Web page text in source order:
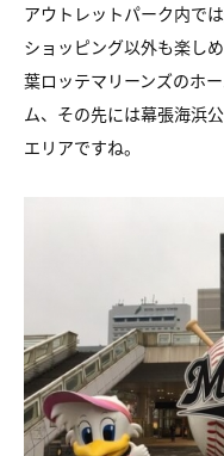
アウトレットパーク内で
ショッピング以外も楽し
葉ロッテマリーンズのホ
ム、その先には幕張海浜
エリアですね。